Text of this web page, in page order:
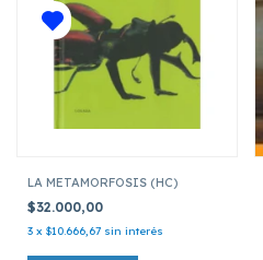
LA METAMORFOSIS (HC)
$32.000,00
3 x $10.666,67 sin interés